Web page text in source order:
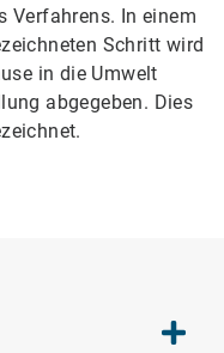
Verfahrens. In einem
Schritt wird
in die Umwelt
abgegeben. Dies